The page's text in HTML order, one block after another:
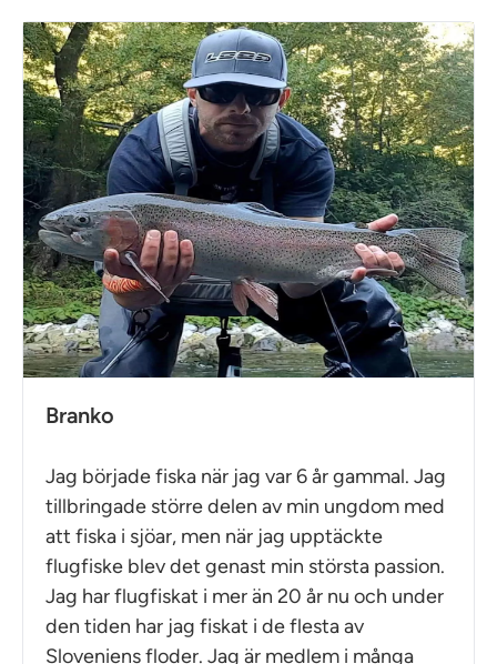
Branko
Jag började fiska när jag var 6 år gammal. Jag
tillbringade större delen av min ungdom med
att fiska i sjöar, men när jag upptäckte
flugfiske blev det genast min största passion.
Jag har flugfiskat i mer än 20 år nu och under
den tiden har jag fiskat i de flesta av
Sloveniens floder. Jag är medlem i många